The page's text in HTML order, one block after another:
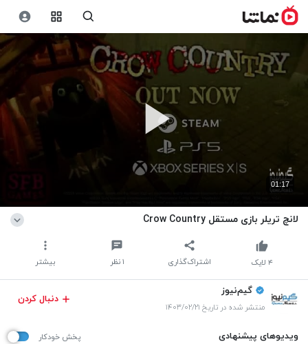
01:17
لانچ تریلر بازی مستقل Crow Country
اشتراک‌گذاری ۱ نظر بیشتر ۴ لایک
گیم‌نیوز
منتشر شده در تاریخ ۱۴۰۳/۰۲/۲۱
دنبال کردن
ویدیوهای پیشنهادی پخش خودکار